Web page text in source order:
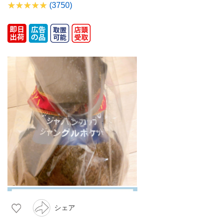
(3750)
シェア